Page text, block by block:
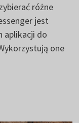
różne
jest
aplikacji do
one